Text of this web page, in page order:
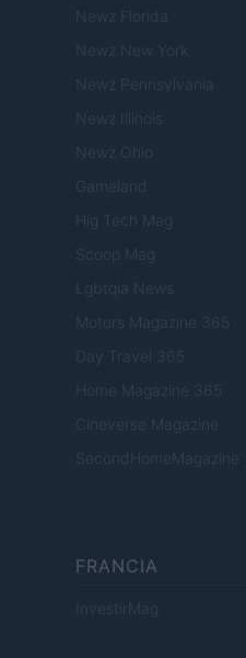
Newz Florida
Newz New York
Newz Pennsylvania
Newz Illinois
Newz Ohio
Gameland
Hig Tech Mag
Scoop Mag
Lgbtqia News
Motors Magazine 365
Day Travel 365
Home Magazine 365
Cineverse Magazine
SecondHomeMagazine
FRANCIA
InvestirMag